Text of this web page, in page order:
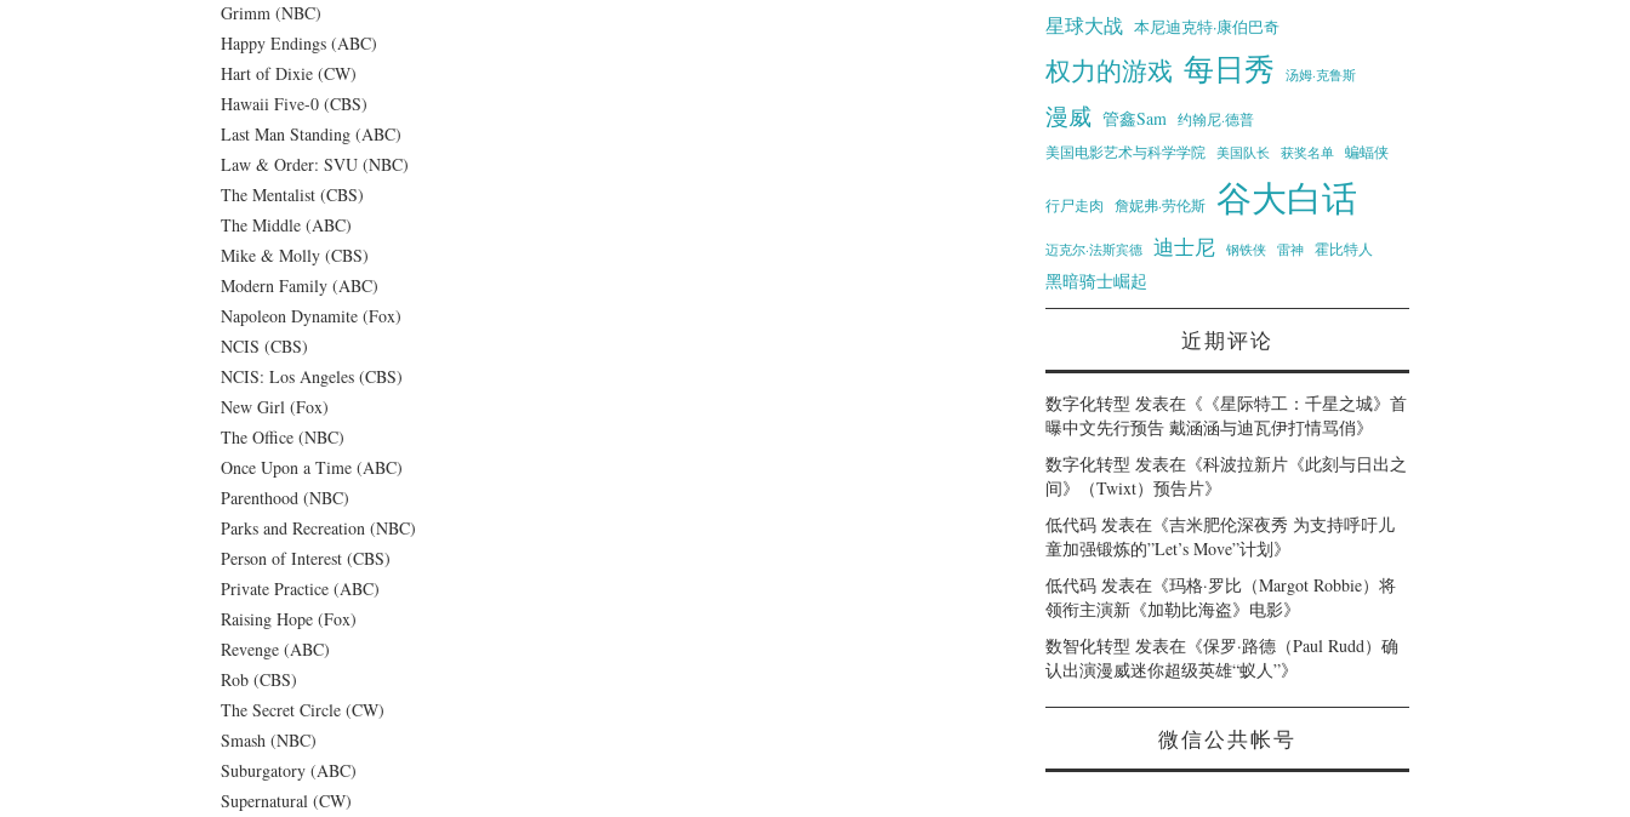
Grimm (NBC)
Happy Endings (ABC)
Hart of Dixie (CW)
Hawaii Five-0 (CBS)
Last Man Standing (ABC)
Law & Order: SVU (NBC)
The Mentalist (CBS)
The Middle (ABC)
Mike & Molly (CBS)
Modern Family (ABC)
Napoleon Dynamite (Fox)
NCIS (CBS)
NCIS: Los Angeles (CBS)
New Girl (Fox)
The Office (NBC)
Once Upon a Time (ABC)
Parenthood (NBC)
Parks and Recreation (NBC)
Person of Interest (CBS)
Private Practice (ABC)
Raising Hope (Fox)
Revenge (ABC)
Rob (CBS)
The Secret Circle (CW)
Smash (NBC)
Suburgatory (ABC)
Supernatural (CW)
星球大战 本尼迪克特·康伯巴奇
权力的游戏 每日秀 汤姆·克鲁斯
漫威 管鑫Sam 约翰尼·德普
美国电影艺术与科学学院 美国队长 获奖名单 蝙蝠侠
行尸走肉 詹妮弗·劳伦斯 谷大白话
迈克尔·法斯宾德 迪士尼 钢铁侠 雷神 霍比特人
黑暗骑士崛起
近期评论
数字化转型 发表在《 《星际特工：千星之城》首
曝中文先行预告 戴涵涵与迪瓦伊打情骂俏》
数字化转型 发表在《科波拉新片《此刻与日出之
间》（Twixt）预告片》
低代码 发表在《吉米肥伦深夜秀 为支持呼吁儿
童加强锻炼的”Let’s Move”计划》
低代码 发表在《玛格·罗比（Margot Robbie）将
领衔主演新《加勒比海盗》电影》
数智化转型 发表在《保罗·路德（Paul Rudd）确
认出演漫威迷你超级英雄“蚁人”》
微信公共帐号